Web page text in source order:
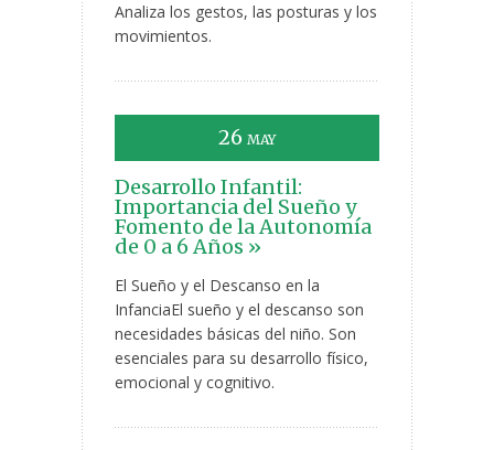
Analiza los gestos, las posturas y los
movimientos.
26 MAY
Desarrollo Infantil:
Importancia del Sueño y
Fomento de la Autonomía
de 0 a 6 Años »
El Sueño y el Descanso en la
InfanciaEl sueño y el descanso son
necesidades básicas del niño. Son
esenciales para su desarrollo físico,
emocional y cognitivo.